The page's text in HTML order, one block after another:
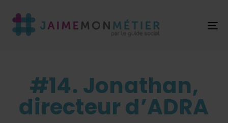
#14. Jonathan,
directeur d’ADRA